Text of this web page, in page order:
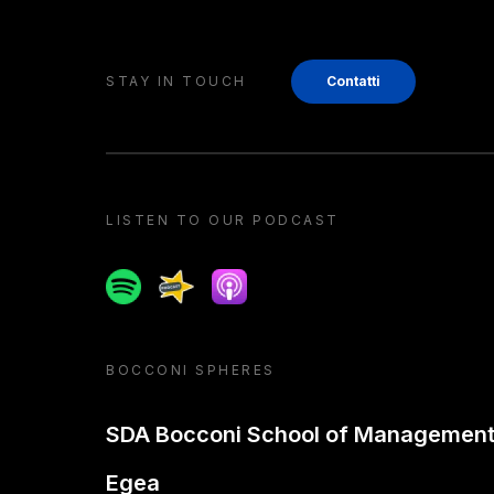
STAY IN TOUCH Contatti
LISTEN TO OUR PODCAST
SpotifySpreakerApple podcast
BOCCONI SPHERES
SDA Bocconi School of Management
Egea